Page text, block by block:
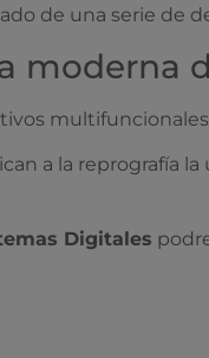
de una serie de
moderna
a la reprografía
Digitales